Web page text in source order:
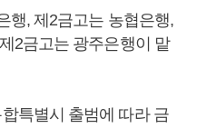
행, 제2금고는 농협은행,
2금고는 광주은행이 맡
특별시 출범에 따라 금